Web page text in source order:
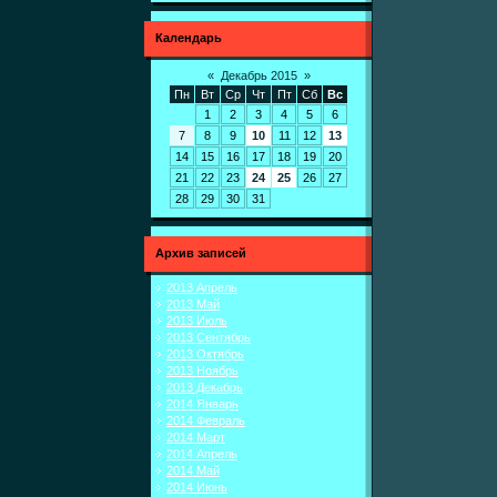
Календарь
« Декабрь 2015 »
Пн
Вт Ср Чт Пт Сб
Вс
1
2 3 4 5
6
7
8 9 10 11 12
13
14
15 16 17 18 19
20
21
22 23 24 25 26
27
28
29 30 31
Архив записей
2013 Апрель
2013 Май
2013 Июль
2013 Сентябрь
2013 Октябрь
2013 Ноябрь
2013 Декабрь
2014 Январь
2014 Февраль
2014 Март
2014 Апрель
2014 Май
2014 Июнь